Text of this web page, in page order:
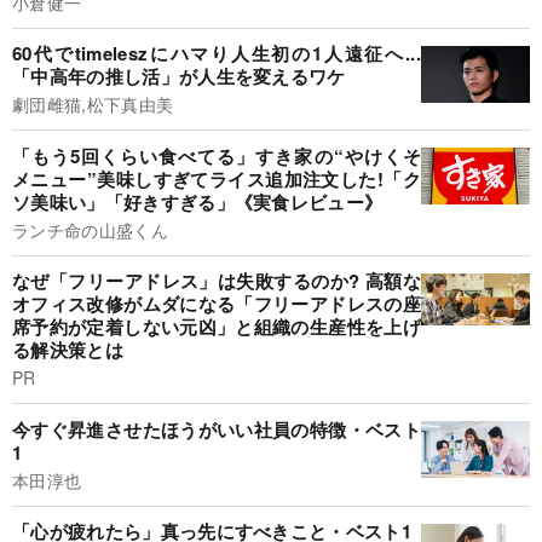
60代でtimeleszにハマり人生初の1人遠征へ...
「中高年の推し活」が人生を変えるワケ
劇団雌猫,松下真由美
「もう5回くらい食べてる」すき家の“やけくそ
メニュー”美味しすぎてライス追加注文した!「ク
ソ美味い」「好きすぎる」《実食レビュー》
ランチ命の山盛くん
なぜ「フリーアドレス」は失敗するのか? 高額な
オフィス改修がムダになる「フリーアドレスの座
席予約が定着しない元凶」と組織の生産性を上げ
る解決策とは
PR
今すぐ昇進させたほうがいい社員の特徴・ベスト
1
本田淳也
「心が疲れたら」真っ先にすべきこと・ベスト1